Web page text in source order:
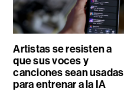
Artistas se resisten a
que sus voces y
canciones sean usadas
para entrenar a la IA